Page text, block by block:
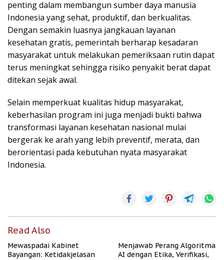
penting dalam membangun sumber daya manusia
Indonesia yang sehat, produktif, dan berkualitas.
Dengan semakin luasnya jangkauan layanan
kesehatan gratis, pemerintah berharap kesadaran
masyarakat untuk melakukan pemeriksaan rutin dapat
terus meningkat sehingga risiko penyakit berat dapat
ditekan sejak awal.
Selain memperkuat kualitas hidup masyarakat,
keberhasilan program ini juga menjadi bukti bahwa
transformasi layanan kesehatan nasional mulai
bergerak ke arah yang lebih preventif, merata, dan
berorientasi pada kebutuhan nyata masyarakat
Indonesia.
Read Also
Mewaspadai Kabinet
Bayangan: Ketidakjelasan
Menjawab Perang Algoritma
AI dengan Etika, Verifikasi,